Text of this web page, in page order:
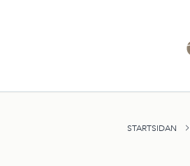
STARTSIDAN